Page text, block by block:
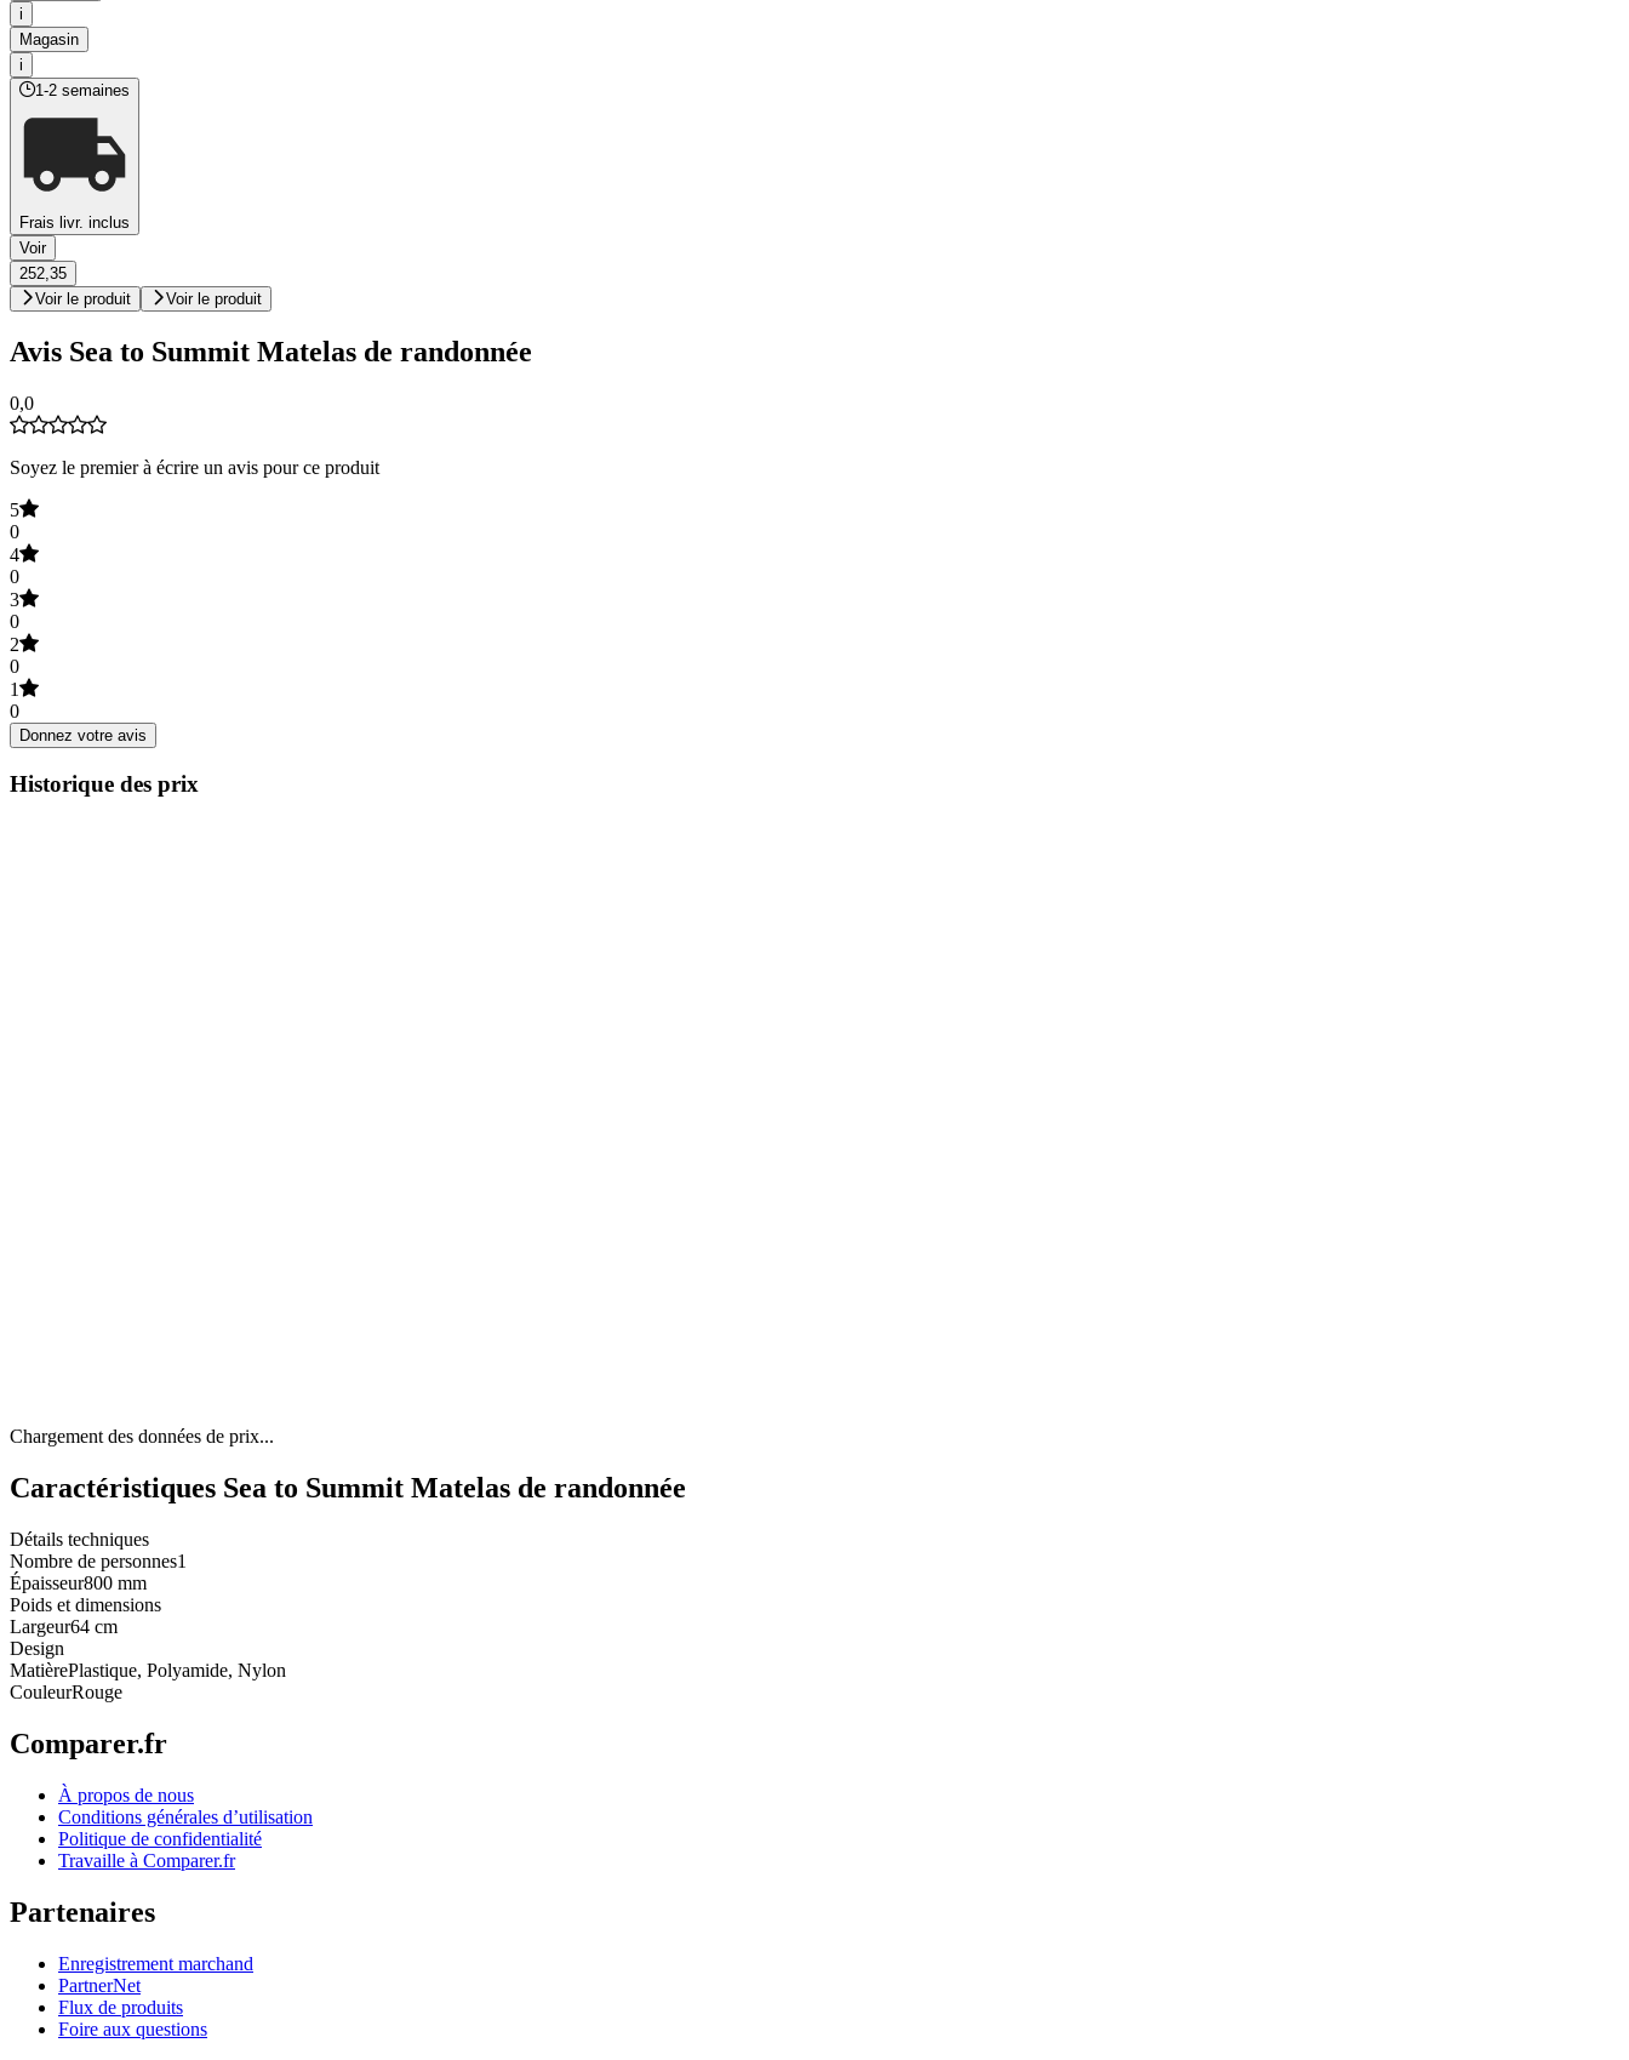
i
Magasin
i
1-2 semaines
Frais livr. inclus
Voir
252,35
Voir le produit
Voir le produit
Avis Sea to Summit Matelas de randonnée
0,0
Soyez le premier à écrire un avis pour ce produit
5
0
4
0
3
0
2
0
1
0
Donnez votre avis
Historique des prix
Chargement des données de prix...
Caractéristiques Sea to Summit Matelas de randonnée
Détails techniques
Nombre de personnes1
Épaisseur800 mm
Poids et dimensions
Largeur64 cm
Design
MatièrePlastique, Polyamide, Nylon
CouleurRouge
Comparer.fr
À propos de nous
Conditions générales d’utilisation
Politique de confidentialité
Travaille à Comparer.fr
Partenaires
Enregistrement marchand
PartnerNet
Flux de produits
Foire aux questions